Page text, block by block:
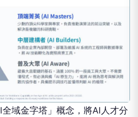
域金字塔」概念，將AI人才分